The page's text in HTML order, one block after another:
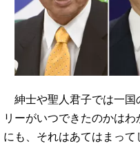
紳士や聖人君子では一
リーがいつできたのかは
にも、それはあてはまって